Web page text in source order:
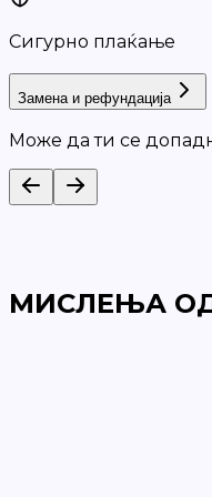
Сигурно плаќање
Замена и рефундација
Може да ти се
МИСЛЕЊА